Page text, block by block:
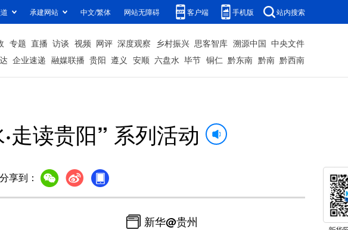
承建网站 中文/繁体 网站无障碍 客户端 手机版 站内搜索
专题 直播 访谈 视频 网评 深度观察 乡村振兴 思客智库 溯源中国 中央文件
企业速递 融媒联播 贵阳 遵义 安顺 六盘水 毕节 铜仁 黔东南 黔南 黔西南
走读贵阳” 系列活动
分享到：
新华@贵州